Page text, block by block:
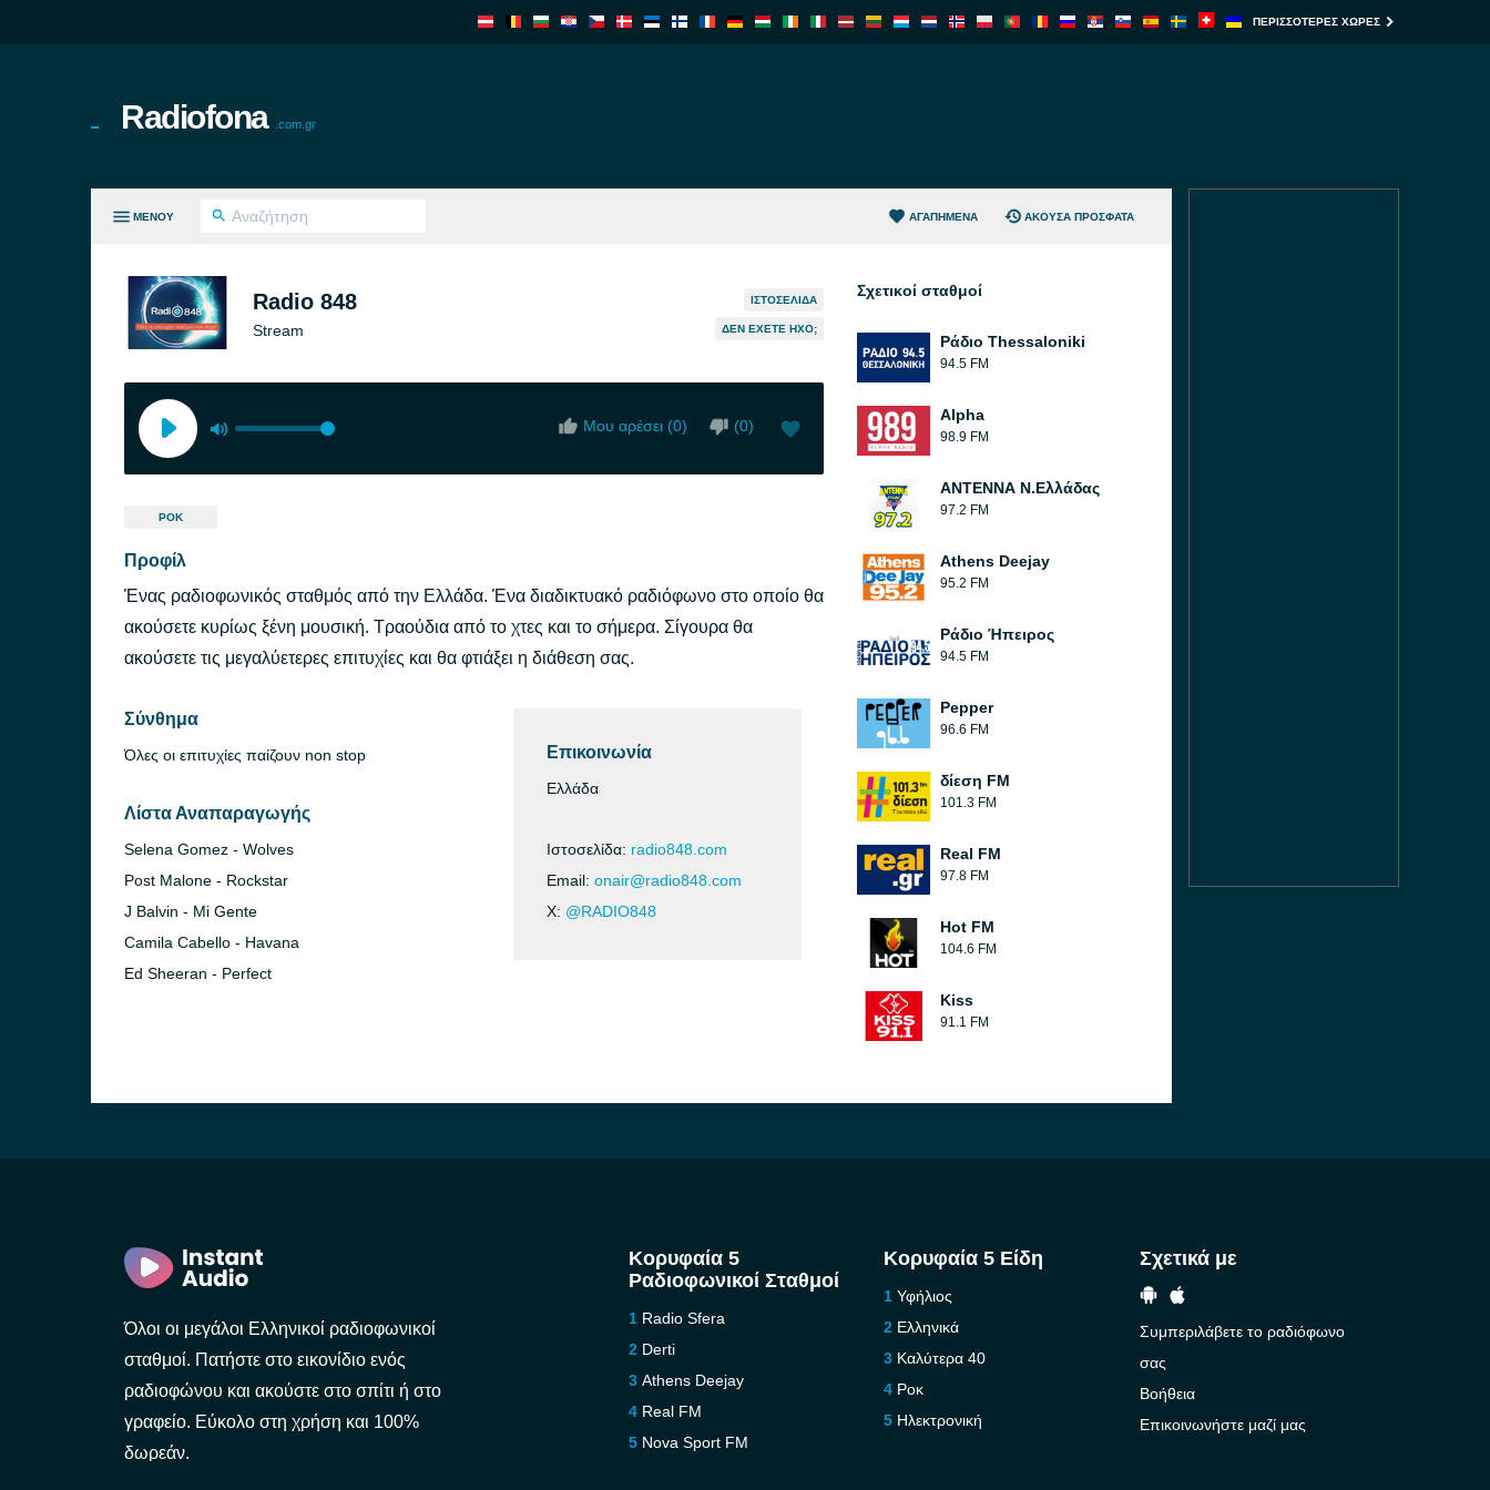
ΠΕΡΙΣΣΌΤΕΡΕΣ ΧΏΡΕΣ
Radiofona .com.gr
ΜΕΝΟΎ ΑΓΑΠΗΜΈΝΑ ΆΚΟΥΣΑ ΠΡΌΣΦΑΤΑ
Radio 848
Stream
ΙΣΤΟΣΕΛΊΔΑ
ΔΕΝ ΈΧΕΤΕ ΉΧΟ;
Μου αρέσει (0) (0)
ΡΟΚ
Προφίλ
Ένας ραδιοφωνικός σταθμός από την Ελλάδα. Ένα διαδικτυακό ραδιόφωνο στο οποίο θα
ακούσετε κυρίως ξένη μουσική. Τραούδια από το χτες και το σήμερα. Σίγουρα θα
ακούσετε τις μεγαλύετερες επιτυχίες και θα φτιάξει η διάθεση σας.
Σύνθημα
Όλες οι επιτυχίες παίζουν non stop
Λίστα Αναπαραγωγής
Selena Gomez - Wolves
Post Malone - Rockstar
J Balvin - Mi Gente
Camila Cabello - Havana
Ed Sheeran - Perfect
Επικοινωνία
Ελλάδα
Ιστοσελίδα: radio848.com
Email: onair@radio848.com
X: @RADIO848
Σχετικοί σταθμοί
Ράδιο Thessaloniki
94.5 FM
Alpha
98.9 FM
ΑΝΤΕΝΝΑ Ν.Ελλάδας
97.2 FM
Athens Deejay
95.2 FM
Ράδιο Ήπειρος
94.5 FM
Pepper
96.6 FM
δίεση FM
101.3 FM
Real FM
97.8 FM
Hot FM
104.6 FM
Kiss
91.1 FM
Όλοι οι μεγάλοι Ελληνικοί ραδιοφωνικοί
σταθμοί. Πατήστε στο εικονίδιο ενός
ραδιοφώνου και ακούστε στο σπίτι ή στο
γραφείο. Εύκολο στη χρήση και 100%
δωρεάν.
Κορυφαία 5
Ραδιοφωνικοί Σταθμοί
Radio Sfera
Derti
Athens Deejay
Real FM
Nova Sport FM
Κορυφαία 5 Είδη
Υφήλιος
Ελληνικά
Καλύτερα 40
Ροκ
Ηλεκτρονική
Σχετικά με
Συμπεριλάβετε το ραδιόφωνο
σας
Βοήθεια
Επικοινωνήστε μαζί μας